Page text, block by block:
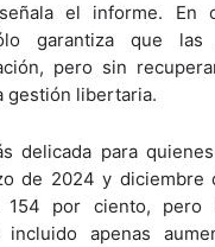
el informe. En
garantiza que las
pero sin
gestión libertaria.
delicada para
de 2024 y diciembre
154 por ciento, pero
apenas